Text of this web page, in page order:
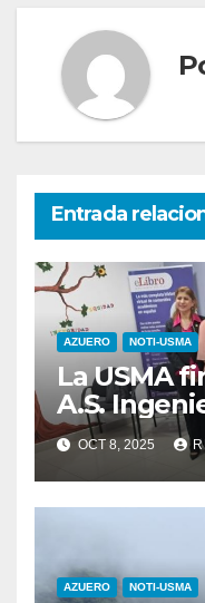
Entrada
AZUERO NOTI-USMA
La USMA
A.S.
de Chitré
OCT 8, 2025
AZUERO NOTI-USMA